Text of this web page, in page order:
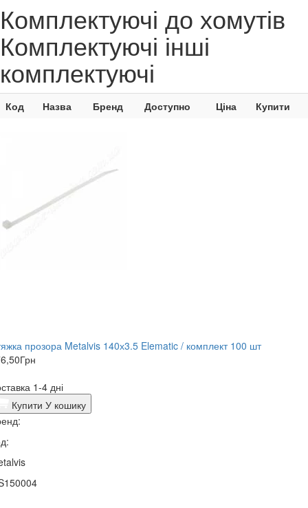
Комплектуючі до хомутів
Комплектуючі інші
комплектуючі
Код Назва Бренд Доступно Ціна Купити
прозора Metalvis 140х3.5 Elematic / комплект 100 шт
Грн
1-4 дні
Купити У кошику